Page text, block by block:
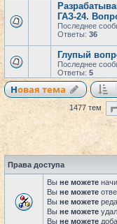
ГАЗ-24.
Последнее
Ответы: 36
Глупый
Последнее
Ответы: 5
Новая тема
1477 тем
Права доступа
Вы не можете
Вы не можете
Вы не можете
Вы не можете
Вы не можете